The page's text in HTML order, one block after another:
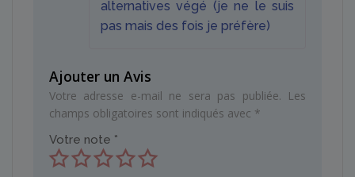
alternatives végé (je ne le suis
pas mais des fois je préfère)
Ajouter un Avis
Votre adresse e-mail ne sera pas publiée. Les
champs obligatoires sont indiqués avec *
Votre note *